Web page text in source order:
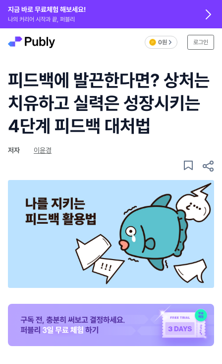
지금 바로 무료체험 해보세요!
나의 커리어 시작과 끝, 퍼블리
0원 로그인
피드백에 발끈한다면? 상처는
치유하고 실력은 성장시키는
4단계 피드백 대처법
저자 이윤경